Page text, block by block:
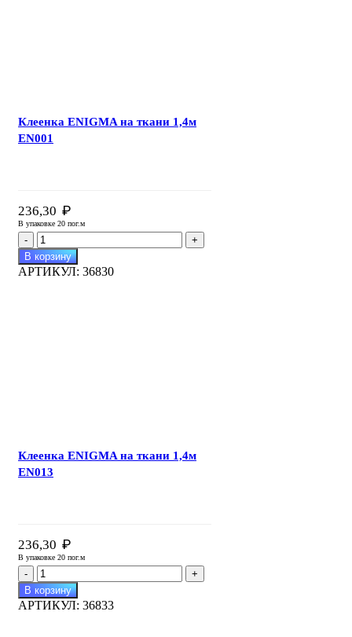
Клеенка ENIGMA на ткани 1,4м
EN001
236,30 ₽
В упаковке 20 пог.м
Количество
товара
Клеенка
ENIGMA
В корзину
АРТИКУЛ: 36830
Клеенка ENIGMA на ткани 1,4м
EN013
236,30 ₽
В упаковке 20 пог.м
Количество
товара
Клеенка
ENIGMA
В корзину
АРТИКУЛ: 36833